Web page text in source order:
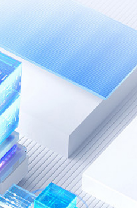
管与商业运营服务，
持续运维运营的一站
管与商业运营服务，
持续运维运营的一站